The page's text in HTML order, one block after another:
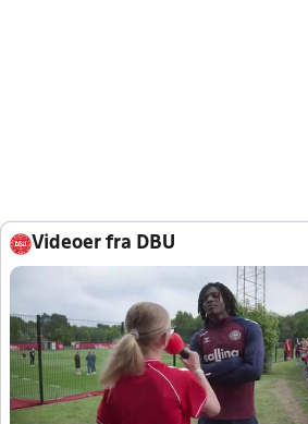
Videoer fra DBU